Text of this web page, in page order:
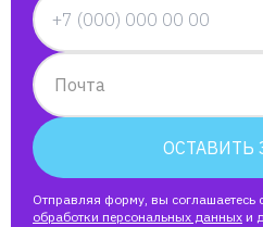
Почта
ОСТАВИТЬ
Отправляя форму, вы соглашаетесь
обработки персональных данных и